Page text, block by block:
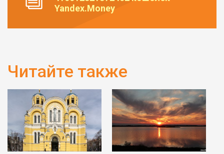
Yandex.Money
Читайте также